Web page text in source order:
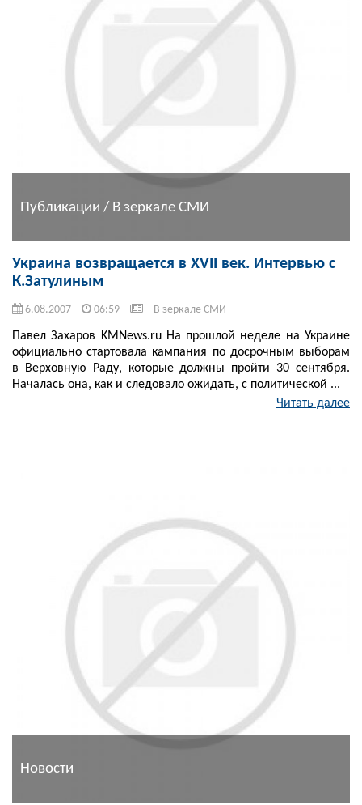
Публикации / В зеркале СМИ
Украина возвращается в XVII век. Интервью с
К.Затулиным
6.08.2007 06:59 В зеркале СМИ
Павел Захаров KMNews.ru На прошлой неделе на Украине
официально стартовала кампания по досрочным выборам
в Верховную Раду, которые должны пройти 30 сентября.
Началась она, как и следовало ожидать, с политической ...
Читать далее
Новости